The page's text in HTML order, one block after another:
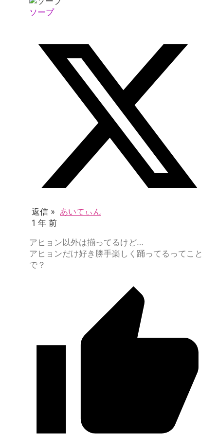
ソープ
返信 » あいてぃん
1 年 前
アヒョン以外は揃ってるけど…
アヒョンだけ好き勝手楽しく踊ってるってこと
で？